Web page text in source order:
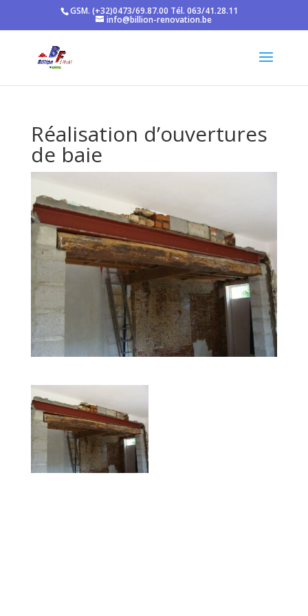
GSM. (+32)0473/69.87.00 Tél. 063/41.28.11
info@billion-renovation.be
Réalisation d’ouvertures
de baie